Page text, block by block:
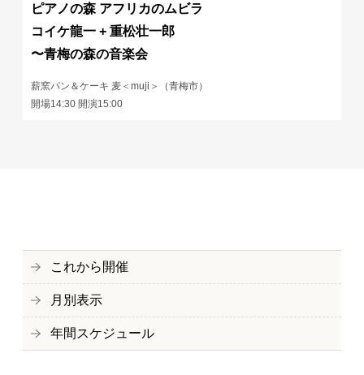
ピアノの森 アフリカのムビラ
コイケ龍一 + 重松壮一郎
〜青梅の森の音楽会
薪窯パン＆ケーキ 麦＜muji＞（青梅市）
開場14:30 開演15:00
これから開催
月別表示
年間スケジュール